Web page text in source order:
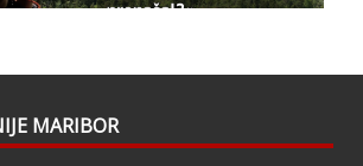
it's usually because the
who can see it or it's been
MARIBOR